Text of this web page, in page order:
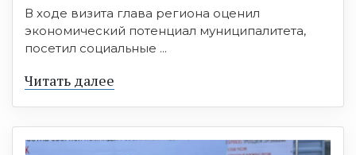
В ходе визита глава региона оценил
экономический потенциал муниципалитета,
посетил социальные ...
Читать далее